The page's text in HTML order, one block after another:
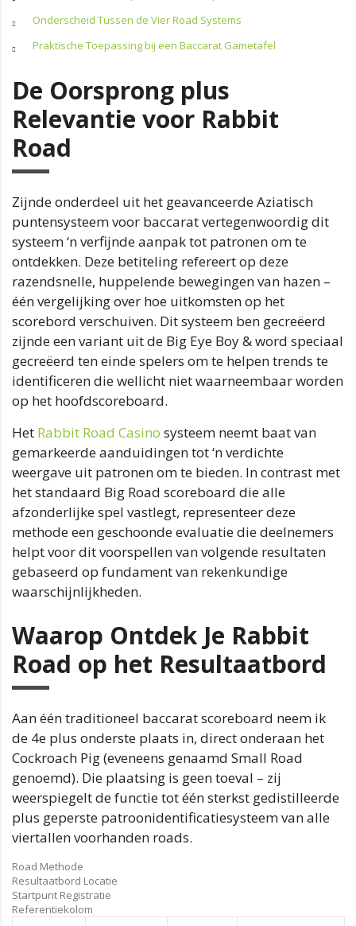
Onderscheid Tussen de Vier Road Systems
Praktische Toepassing bij een Baccarat Gametafel
De Oorsprong plus
Relevantie voor Rabbit
Road
Zijnde onderdeel uit het geavanceerde Aziatisch
puntensysteem voor baccarat vertegenwoordig dit
systeem ‘n verfijnde aanpak tot patronen om te
ontdekken. Deze betiteling refereert op deze
razendsnelle, huppelende bewegingen van hazen –
één vergelijking over hoe uitkomsten op het
scorebord verschuiven. Dit systeem ben gecreëerd
zijnde een variant uit de Big Eye Boy & word speciaal
gecreëerd ten einde spelers om te helpen trends te
identificeren die wellicht niet waarneembaar worden
op het hoofdscoreboard.
Het Rabbit Road Casino systeem neemt baat van
gemarkeerde aanduidingen tot ‘n verdichte
weergave uit patronen om te bieden. In contrast met
het standaard Big Road scoreboard die alle
afzonderlijke spel vastlegt, representeer deze
methode een geschoonde evaluatie die deelnemers
helpt voor dit voorspellen van volgende resultaten
gebaseerd op fundament van rekenkundige
waarschijnlijkheden.
Waarop Ontdek Je Rabbit
Road op het Resultaatbord
Aan één traditioneel baccarat scoreboard neem ik
de 4e plus onderste plaats in, direct onderaan het
Cockroach Pig (eveneens genaamd Small Road
genoemd). Die plaatsing is geen toeval – zij
weerspiegelt de functie tot één sterkst gedistilleerde
plus geperste patroonidentificatiesysteem van alle
viertallen voorhanden roads.
Road Methode
Resultaatbord Locatie
Startpunt Registratie
Referentiekolom